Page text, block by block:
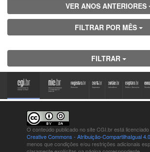
VER ANOS ANTERIORES
FILTRAR POR MÊS
FILTRAR
O conteúdo publicado no site CGI.br está
Creative Commons - Atribuição-CompartilhaIgual
menos que condições e/ou restrições adicionais